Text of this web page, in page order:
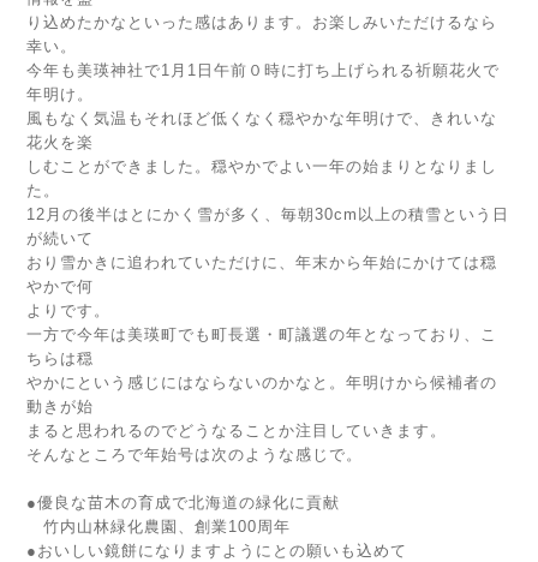
り込めたかなといった感はあります。お楽しみいただけるなら
幸い。
今年も美瑛神社で1月1日午前０時に打ち上げられる祈願花火で
年明け。
風もなく気温もそれほど低くなく穏やかな年明けで、きれいな
花火を楽
しむことができました。穏やかでよい一年の始まりとなりまし
た。
12月の後半はとにかく雪が多く、毎朝30cm以上の積雪という日
が続いて
おり雪かきに追われていただけに、年末から年始にかけては穏
やかで何
よりです。
一方で今年は美瑛町でも町長選・町議選の年となっており、こ
ちらは穏
やかにという感じにはならないのかなと。年明けから候補者の
動きが始
まると思われるのでどうなることか注目していきます。
そんなところで年始号は次のような感じで。
●優良な苗木の育成で北海道の緑化に貢献
竹内山林緑化農園、創業100周年
●おいしい鏡餅になりますようにとの願いも込めて